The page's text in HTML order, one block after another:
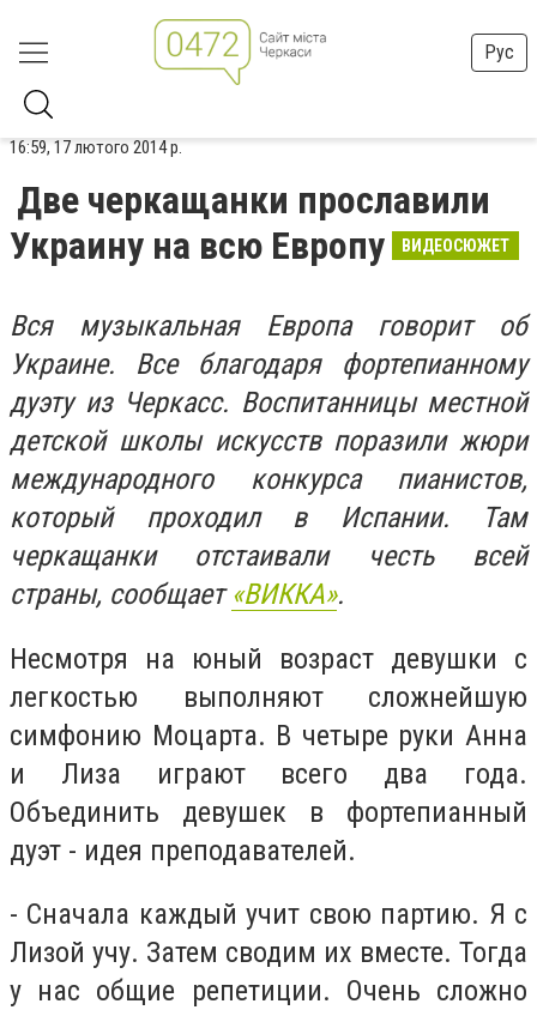
Рус
16:59, 17 лютого 2014 р.
Две черкащанки прославили
Украину на всю Европу
ВИДЕОСЮЖЕТ
Вся музыкальная Европа говорит об
Украине. Все благодаря фортепианному
дуэту из Черкасс. Воспитанницы местной
детской школы искусств поразили жюри
международного конкурса пианистов,
который проходил в Испании. Там
черкащанки отстаивали честь всей
страны, сообщает«ВИККА».
Несмотря на юный возраст девушки с
легкостью выполняют сложнейшую
симфонию Моцарта. В четыре руки Анна
и Лиза играют всего два года.
Объединить девушек в фортепианный
дуэт - идея преподавателей.
- Сначала каждый учит свою партию. Я с
Лизой учу. Затем сводим их вместе. Тогда
у нас общие репетиции. Очень сложно